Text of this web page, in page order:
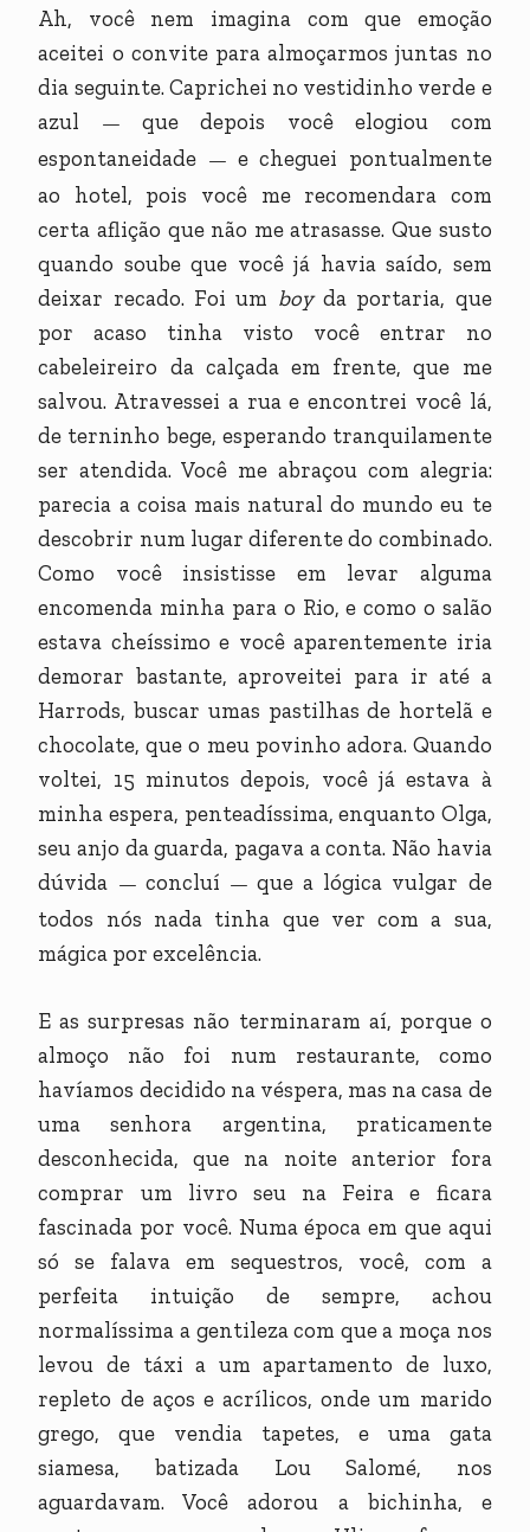
Ah, você nem imagina com que emoção
aceitei o convite para almoçarmos juntas no
dia seguinte. Caprichei no vestidinho verde e
azul
— que depois você elogiou com
espontaneidade
— e cheguei pontualmente
ao hotel, pois você me recomendara com
certa aflição que não me atrasasse. Que susto
quando soube que você já havia saído, sem
deixar recado. Foi um boyda portaria, que
por acaso tinha visto você entrar no
cabeleireiro da calçada em frente, que me
salvou. Atravessei a rua e encontrei você lá,
de terninho bege, esperando tranquilamente
ser atendida. Você me abraçou com alegria:
parecia a coisa mais natural do mundo eu te
descobrir num lugar diferente do combinado.
Como você insistisse em levar alguma
encomenda minha para o Rio, e como o salão
estava cheíssimo e você aparentemente iria
demorar bastante, aproveitei para ir até a
Harrods, buscar umas pastilhas de hortelã e
chocolate, que o meu povinho adora. Quando
voltei, 15 minutos depois, você já estava à
minha espera, penteadíssima, enquanto Olga,
seu anjo da guarda, pagava a conta. Não havia
dúvida — concluí —que a lógica vulgar de
todos nós nada tinha que ver com a sua,
mágica por excelência.
E as surpresas não terminaram aí, porque o
almoço não foi num restaurante, como
havíamos decidido na véspera, mas na casa de
uma senhora argentina, praticamente
desconhecida, que na noite anterior fora
comprar um livro seu na Feira e ficara
fascinada por você. Numa época em que aqui
só se falava em sequestros, você, com a
perfeita intuição de sempre, achou
normalíssima a gentileza com que a moça nos
levou de táxi a um apartamento de luxo,
repleto de aços e acrílicos, onde um marido
grego, que vendia tapetes, e uma gata
siamesa, batizada Lou Salomé, nos
aguardavam. Você adorou a bichinha, e